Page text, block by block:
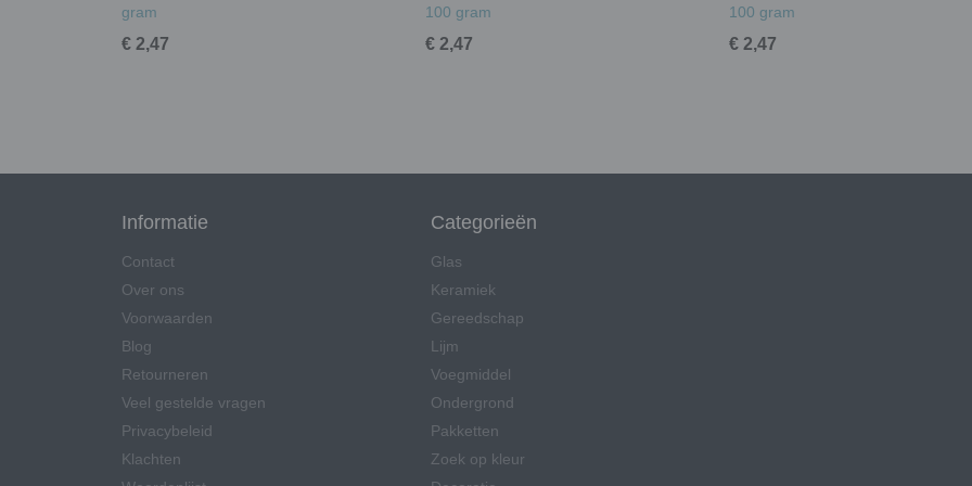
gram
€ 2,47
100 gram
€ 2,47
100 gram
€ 2,47
Informatie
Contact
Over ons
Voorwaarden
Blog
Retourneren
Veel gestelde vragen
Privacybeleid
Klachten
Categorieën
Glas
Keramiek
Gereedschap
Lijm
Voegmiddel
Ondergrond
Pakketten
Zoek op kleur